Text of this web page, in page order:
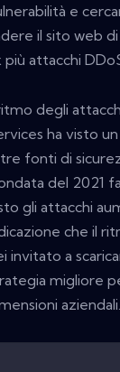
e
il sito web
più attacchi
degli
ha visto
fonti di
del 2021
gli attacchi
che il
invitato a
migliore
aziendali.